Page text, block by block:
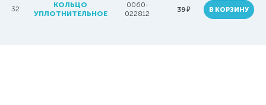
32
КОЛЬЦО
УПЛОТНИТЕЛЬНОЕ
0060-
022812
39руб. В КОРЗИНУ